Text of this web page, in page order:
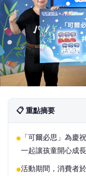
📋 重點摘要
●
「可爾必思」為慶
一起讓孩童開心成
●活動期間，消費者